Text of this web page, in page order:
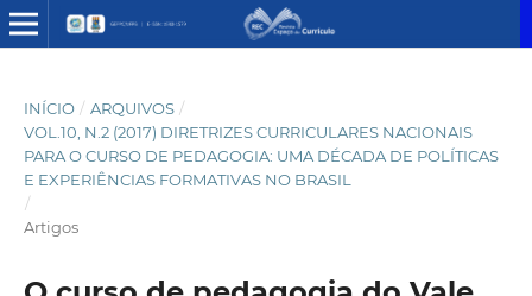
INÍCIO / ARQUIVOS /
VOL.10, N.2 (2017) DIRETRIZES CURRICULARES NACIONAIS
PARA O CURSO DE PEDAGOGIA: UMA DÉCADA DE POLÍTICAS
E EXPERIÊNCIAS FORMATIVAS NO BRASIL
/
Artigos